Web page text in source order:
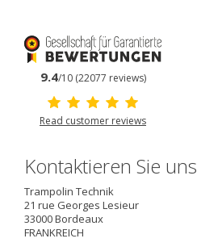
9.4/10 (22077 reviews)
Read customer reviews
Kontaktieren Sie uns
Trampolin Technik
21 rue Georges Lesieur
33000Bordeaux
FRANKREICH